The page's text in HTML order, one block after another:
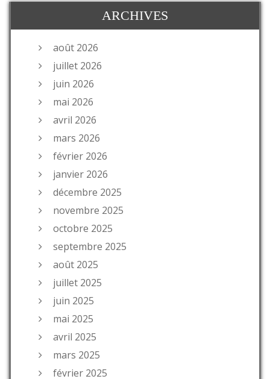
ARCHIVES
août 2026
juillet 2026
juin 2026
mai 2026
avril 2026
mars 2026
février 2026
janvier 2026
décembre 2025
novembre 2025
octobre 2025
septembre 2025
août 2025
juillet 2025
juin 2025
mai 2025
avril 2025
mars 2025
février 2025